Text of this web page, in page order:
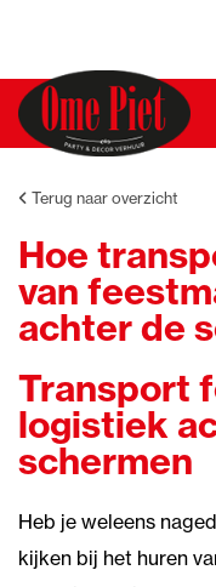
Terug naar overzicht
Hoe
van
achter de
Transport
logistiek
schermen
Heb je weleens
kijken bij het huren